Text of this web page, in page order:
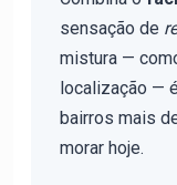
sensação de
mistura —
localização —
bairros mais
morar hoje.